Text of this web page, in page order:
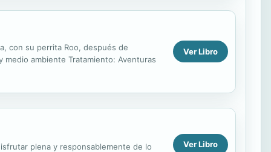
con su perrita Roo, después de
ambiente Tratamiento: Aventuras
Ver Libro
plena y responsablemente de lo Ver Libro